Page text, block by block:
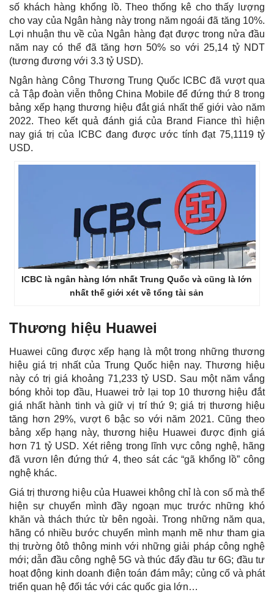
số khách hàng khổng lồ. Theo thống kê cho thấy lượng
cho vay của Ngân hàng này trong năm ngoái đã tăng 10%.
Lợi nhuận thu về của Ngân hàng đạt được trong nửa đầu
năm nay có thể đã tăng hơn 50% so với 25,14 tỷ NDT
(tương đương với 3.3 tỷ USD).
Ngân hàng Công Thương Trung Quốc ICBC đã vượt qua
cả Tập đoàn viễn thông China Mobile để đứng thứ 8 trong
bảng xếp hạng thương hiệu đắt giá nhất thế giới vào năm
2022. Theo kết quả đánh giá của Brand Fiance thì hiện
nay giá trị của ICBC đang được ước tính đạt 75,1119 tỷ
USD.
ICBC là ngân hàng lớn nhất Trung Quốc và cũng là lớn
nhất thế giới xét về tổng tài sản
Thương hiệu Huawei
Huawei cũng được xếp hạng là một trong những thương
hiệu giá trị nhất của Trung Quốc hiện nay. Thương hiệu
này có trị giá khoảng 71,233 tỷ USD. Sau một năm vắng
bóng khỏi top đầu, Huawei trở lại top 10 thương hiệu đắt
giá nhất hành tinh và giữ vị trí thứ 9; giá trị thương hiệu
tăng hơn 29%, vượt 6 bậc so với năm 2021. Cũng theo
bảng xếp hạng này, thương hiệu Huawei được định giá
hơn 71 tỷ USD. Xét riêng trong lĩnh vực công nghệ, hãng
đã vươn lên đứng thứ 4, theo sát các “gã khổng lồ” công
nghệ khác.
Giá trị thương hiệu của Huawei không chỉ là con số mà thể
hiện sự chuyển mình đầy ngoạn mục trước những khó
khăn và thách thức từ bên ngoài. Trong những năm qua,
hãng có nhiều bước chuyển mình mạnh mẽ như tham gia
thị trường ôtô thông minh với những giải pháp công nghệ
mới; dẫn đầu công nghệ 5G và thúc đẩy đầu tư 6G; đầu tư
hoạt động kinh doanh điện toán đám mây; củng cố và phát
triển quan hệ đối tác với các quốc gia lớn…